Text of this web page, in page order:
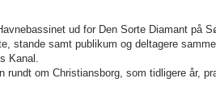
ud for Den Sorte Diamant på
stande samt publikum og deltagere
Kanal.
rundt om Christiansborg, som tidligere år,